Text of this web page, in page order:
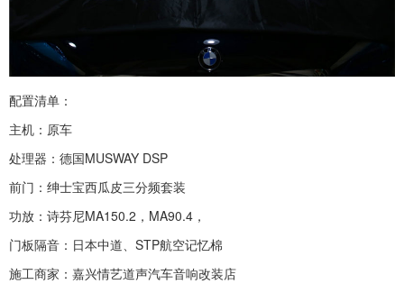
配置清单：
主机：原车
处理器：德国MUSWAY DSP
前门：绅士宝西瓜皮三分频套装
功放：诗芬尼MA150.2，MA90.4，
门板隔音：日本中道、STP航空记忆棉
施工商家：嘉兴情艺道声汽车音响改装店